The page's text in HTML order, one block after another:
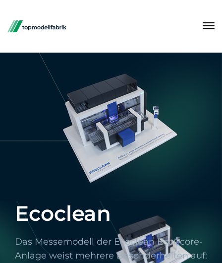
Ecoclean
Das Messemodell der Ecoclean EcoCcore-
Anlage weist mehrere Besonderheiten auf: